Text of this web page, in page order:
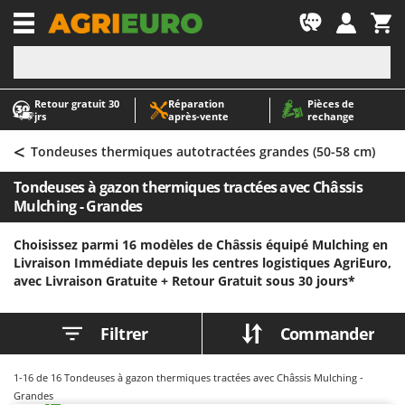
Retour gratuit 30
jrs
Réparation
après‑vente
Pièces de
rechange
-1
A
Abris de jardin
Accessoires pour tracteurs tondeuses autoportés
Aérateurs Scarificateurs pour gazon
Arracheuses de pommes de terre pour tracteur
Aspirateurs à cendres
Aspirateurs à feuilles sur roues
Aspirateurs de piscine
Aspirateurs Multifonctions
Atomiseurs pour traitements
A
AgriEuro Premium
AgriEuro TOP-LINE
AGT
Airmec
AL-KO
ALA 2000
Alce
Ama
< Tondeuses thermiques autotractées grandes (50-58 cm)
Tondeuses à gazon thermiques tractées avec Châssis
Mulching - Grandes
Choisissez parmi 16 modèles de Châssis équipé Mulching en
Livraison Immédiate depuis les centres logistiques AgriEuro,
avec Livraison Gratuite + Retour Gratuit sous 30 jours*
Filtrer Commander
1-16 de 16 Tondeuses à gazon thermiques tractées avec Châssis Mulching -
Grandes